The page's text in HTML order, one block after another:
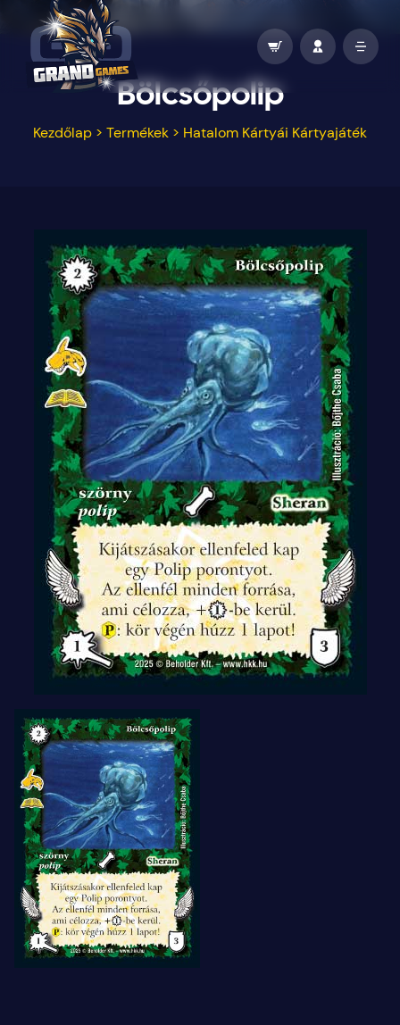
Bölcsőpolip
Kezdőlap > Termékek > Hatalom Kártyái Kártyajáték